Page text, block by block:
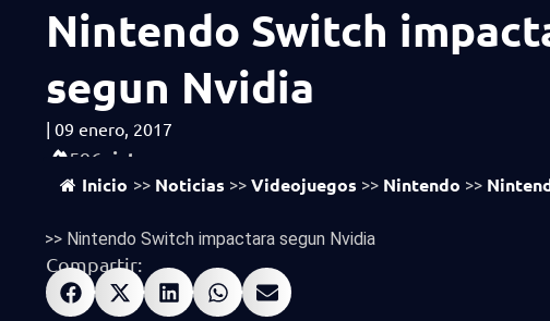
Nintendo Switch
segun Nvidia
| 09 enero, 2017
596 vistas
Inicio >> Noticias >> Videojuegos >> Nintendo >>
>> Nintendo Switch impactara segun Nvidia
Compartir: